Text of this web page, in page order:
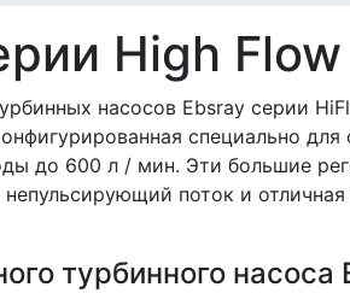
High Flow
насосов Ebsray серии
специально для
до 600 л / мин. Эти большие
поток и
турбинного насоса